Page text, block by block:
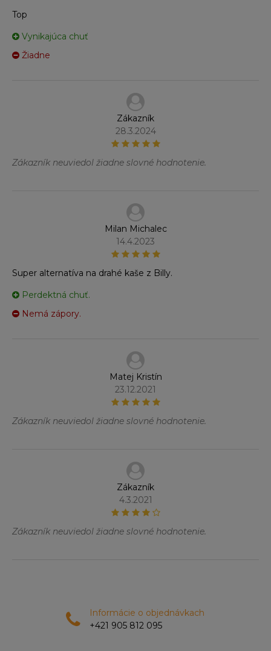
Top
Vynikajúca chuť
Žiadne
Zákazník
28.3.2024
Zákazník neuviedol žiadne slovné hodnotenie.
Milan Michalec
14.4.2023
Super alternatíva na drahé kaše z Billy.
Perdektná chuť.
Nemá zápory.
Matej Kristín
23.12.2021
Zákazník neuviedol žiadne slovné hodnotenie.
Zákazník
4.3.2021
Zákazník neuviedol žiadne slovné hodnotenie.
Informácie o objednávkach
+421 905 812 095